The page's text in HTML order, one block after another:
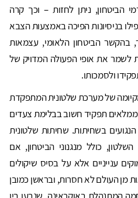
הביטחון, ניתן לחזות – וכך קרה
בניסיונות הפיכה באמצעות הצבא
בהקשר הביטחון הלאומי, עצמאות
לשמר את אופי הפעולה המדויק של
ולסמכותו.
של מערכת שלטונית המתפקדת
ממלאים תפקיד חשוב בבלימת צעדים
בשחיתות. שחיתות שלטונית
כולל מנגנוני הביטחון, אם
ענייניים אלא על בסיס שיקולים
מן העולם לא חסרות, ובראשן כמובן